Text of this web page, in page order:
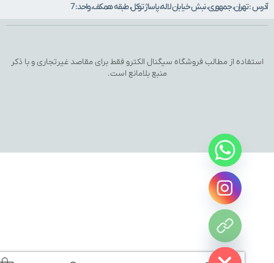
: تهران، جمهوری، نبش خیابان لاله، پاساژ توکل، طبقه همکف، واحد: 7
از مطالب فروشگاه سیگنال الکترو فقط برای مقاصد غیرتجاری و با ذکر
منبع بلامانع است.